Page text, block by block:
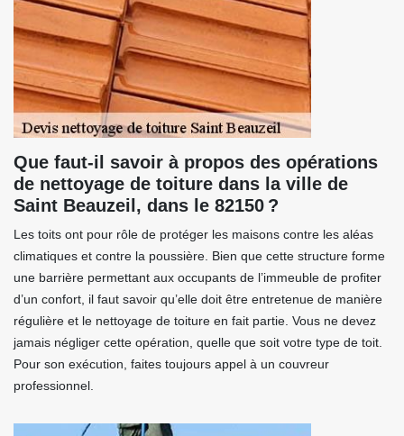
Que faut-il savoir à propos des opérations
de nettoyage de toiture dans la ville de
Saint Beauzeil, dans le 82150 ?
Les toits ont pour rôle de protéger les maisons contre les aléas
climatiques et contre la poussière. Bien que cette structure forme
une barrière permettant aux occupants de l’immeuble de profiter
d’un confort, il faut savoir qu’elle doit être entretenue de manière
régulière et le nettoyage de toiture en fait partie. Vous ne devez
jamais négliger cette opération, quelle que soit votre type de toit.
Pour son exécution, faites toujours appel à un couvreur
professionnel.